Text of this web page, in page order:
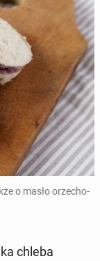
o masło orze­cho­
chleba